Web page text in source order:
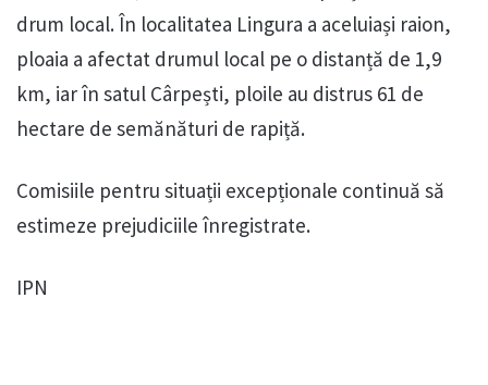
drum local. În localitatea Lingura a aceluiași raion,
ploaia a afectat drumul local pe o distanță de 1,9
km, iar în satul Cârpești, ploile au distrus 61 de
hectare de semănături de rapiță.
Comisiile pentru situații excepționale continuă să
estimeze prejudiciile înregistrate.
IPN